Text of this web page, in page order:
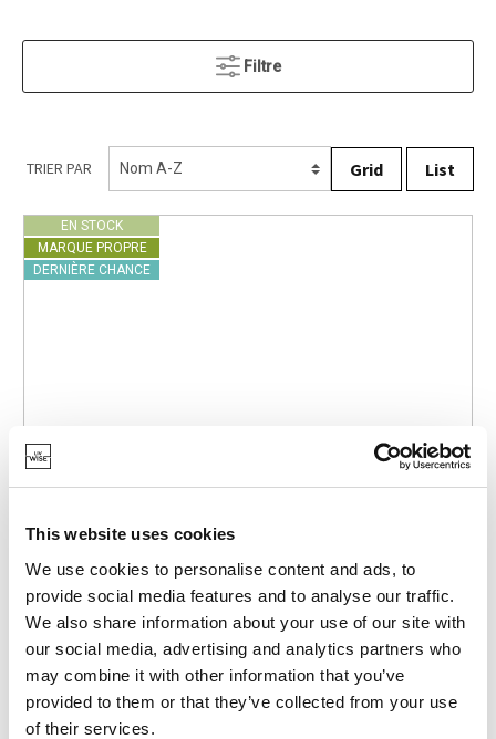
This website uses cookies
We use cookies to personalise content and ads, to
provide social media features and to analyse our traffic.
We also share information about your use of our site with
our social media, advertising and analytics partners who
may combine it with other information that you’ve
provided to them or that they’ve collected from your use
of their services.
Filtre
TRIER PAR Grid List
EN STOCK
MARQUE PROPRE
DERNIÈRE CHANCE
POINT-VIRGULE
PV-LIV-2240 POTS POUR COSMÉTIQUE
SET DE 2 POTS À COSMÉTIQUES 50 & 100 ML